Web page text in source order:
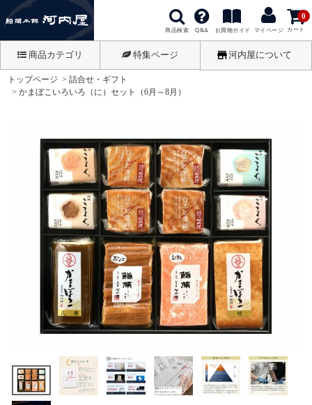
商品検索 Q&A お買物ガイド マイページ カート
0
商品カテゴリ 特集ページ 河内屋について
トップページ
詰合せ・ギフト
かまぼこいろいろ（に）セット（6月～8月）